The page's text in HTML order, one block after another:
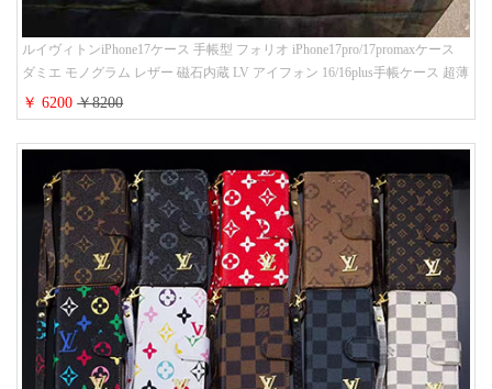
ルイヴィトンiPhone17ケース 手帳型 フォリオ iPhone17pro/17promaxケース
ダミエ モノグラム レザー 磁石内蔵 LV アイフォン 16/16plus手帳ケース 超薄
ビジネス風 メンズ レディース おしゃれ ブランドiphone15/14/13手帳型スマ
ホケース お 揃い
￥ 6200￥8200